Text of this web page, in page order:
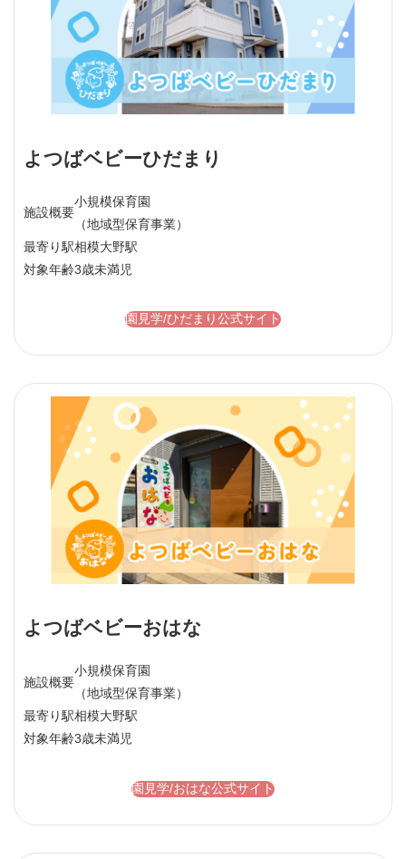
よつばベビーひだまり
施設概要
小規模保育園
（地域型保育事業）
最寄り駅相模大野駅
対象年齢3歳未満児
園見学/ひだまり公式サイト
よつばベビーおはな
施設概要
小規模保育園
（地域型保育事業）
最寄り駅相模大野駅
対象年齢3歳未満児
園見学/おはな公式サイト